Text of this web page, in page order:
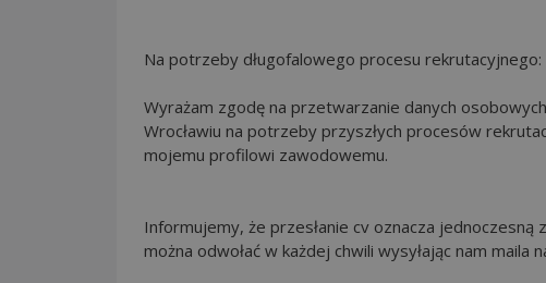
Na potrzeby długofalowego procesu rekrutacyjnego:
Wyrażam zgodę na przetwarzanie danych
Wrocławiu na potrzeby przyszłych procesów
mojemu profilowi zawodowemu.
Informujemy, że przesłanie cv oznacza
można odwołać w każdej chwili wysyłając nam maila